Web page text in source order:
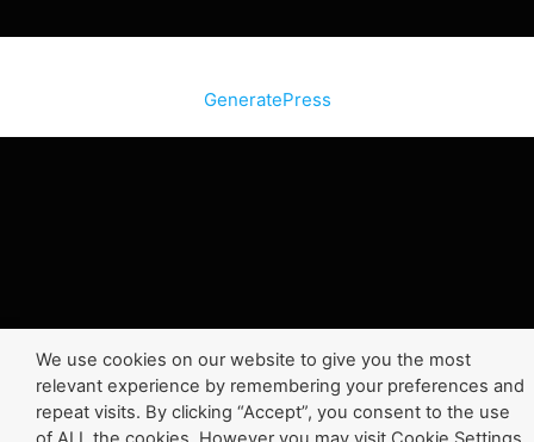
GeneratePress
We use cookies on our website to give you the most
relevant experience by remembering your preferences and
repeat visits. By clicking “Accept”, you consent to the use